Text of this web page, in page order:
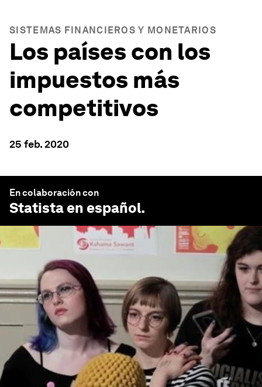
SISTEMAS FINANCIEROS Y MONETARIOS
Los países con los
impuestos más
competitivos
25 feb. 2020
En colaboración con
Statista en español.